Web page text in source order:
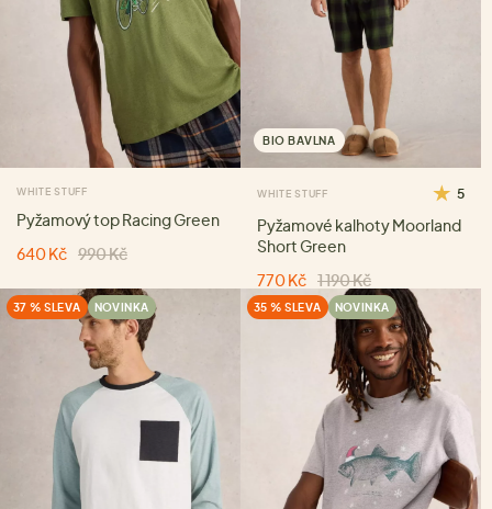
WHITE STUFF
Pyžamový top Racing Green
640 Kč 990 Kč
BIO BAVLNA
WHITE STUFF 5
Pyžamové kalhoty Moorland
Short Green
770 Kč 1 190 Kč
37 % SLEVA NOVINKA 35 % SLEVA NOVINKA